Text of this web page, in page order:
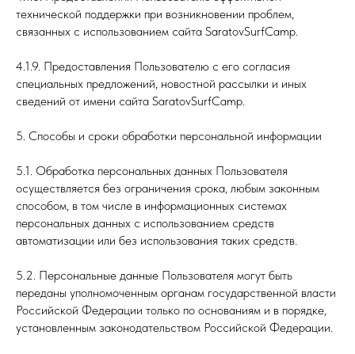
технической поддержки при возникновении проблем,
связанных с использованием сайта SaratovSurfCamp.
4.1.9. Предоставления Пользователю с его согласия
специальных предложений, новостной рассылки и иных
сведений от имени сайта SaratovSurfCamp.
5. Способы и сроки обработки персональной информации
5.1. Обработка персональных данных Пользователя
осуществляется без ограничения срока, любым законным
способом, в том числе в информационных системах
персональных данных с использованием средств
автоматизации или без использования таких средств.
5.2. Персональные данные Пользователя могут быть
переданы уполномоченным органам государственной власти
Российской Федерации только по основаниям и в порядке,
установленным законодательством Российской Федерации.